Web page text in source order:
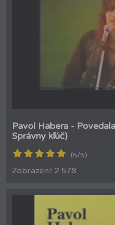
Pavol Habera -
Správny kľúč)
(5/5)
Zobrazení: 2 578